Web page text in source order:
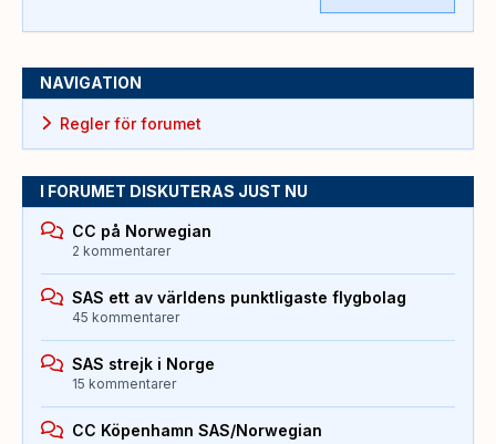
NAVIGATION
Regler för forumet
I FORUMET DISKUTERAS JUST NU
CC på Norwegian
2 kommentarer
SAS ett av världens punktligaste flygbolag
45 kommentarer
SAS strejk i Norge
15 kommentarer
CC Köpenhamn SAS/Norwegian